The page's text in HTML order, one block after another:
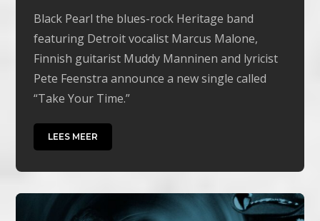
Black Pearl the blues-rock Heritage band
featuring Detroit vocalist Marcus Malone,
Finnish guitarist Muddy Manninen and lyricist
Pete Feenstra announce a new single called
“Take Your Time.”
LEES MEER